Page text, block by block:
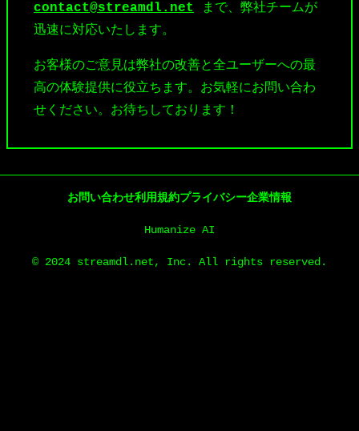
contact@streamdl.net
まで、弊社チームが
迅速に対応いたします。
お客様のご意見は弊社の改善と全ユーザーへの最
高の体験提供に役立ちます。お気軽にお問い合わ
せください。お待ちしております！
お問い合わせ利用規約プライバシー企業情報
Humanize AI
© 2024 streamdl.net, Inc. All rights reserved.